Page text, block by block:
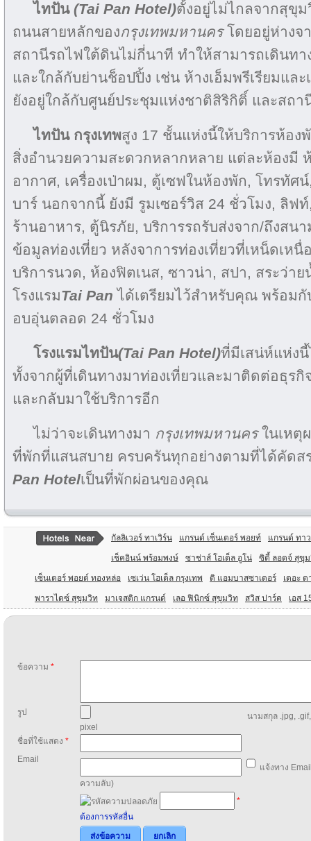
ไทปัน (Tai Pan Hotel)ตั้งอยู่ไม่ไกลจากสุขุ
ถนนสายหลักของกรุงเทพมหานครโดยอยู่ห่างจ
สถานีรถไฟใต้ดินไม่กี่นาที ทำให้สามารถเดินทา
และใกล้กับย่านช็อปปิ้ง เช่น ห้างเอ็มพรีเรียมแล
ยังอยู่ใกล้กับศูนย์ประชุมแห่งชาติสิริกิติ์ และสถา
ไทปัน กรุงเทพสูง 17 ชั้นแห่งนี้ให้บริการห้อ
สิ่งอำนวยความสะดวกหลากหลาย แต่ละห้องมี
อากาศ, เครื่องเป่าผม, ตู้เซฟในห้องพัก, โทรทัศ
บาร์ นอกจากนี้ ยังมี รูมเซอร์วิส 24 ชั่วโมง, ลิ
ร้านอาหาร, ตู้นิรภัย, บริการรถรับส่งจาก/ถึงสน
ข้อมูลท่องเที่ยว หลังจาการท่องเที่ยวที่เหน็ดเหนื่
บริการนวด, ห้องฟิตเนส, ซาวน่า, สปา, สระว่าย
โรงแรมTai Panได้เตรียมไว้สำหรับคุณ พร้อม
อบอุ่นตลอด 24 ชั่วโมง
โรงแรมไทปัน(Tai Pan Hotel)ที่มีเสน่ห์แห่ง
ทั้งจากผู้ที่เดินทางมาท่องเที่ยวและมาติดต่อธุรกิ
และกลับมาใช้บริการอีก
ไม่ว่าจะเดินทางมา กรุงเทพมหานครในเหตุ
ที่พักที่แสนสบาย ครบครันทุกอย่างตามที่ได้คัดส
Pan Hotelเป็นที่พักผ่อนของคุณ
กัลลิเวอร์ ทาเวิร์น แกรนด์ เซ็นเตอร์ พอยท์ แกรนด์ ทา
เช็คอินน์ พร้อมพงษ์ ซาช่าส์ โฮเต็ล อูโน่ ซิตี้ ลอดจ์ สุขุ
เซ็นเตอร์ พอยต์ ทองหล่อ เซเว่น โฮเต็ล กรุงเทพ ดิ แอมบาสซาเดอร์ เดอะ
พาราไดซ์ สุขุมวิท มาเจสติก แกรนด์ เลอ ฟินิกซ์ สุขุมวิท สวิส ปาร์ค เอส
ข้อความ *
รูป
นามสกุล .jpg,
pixel
ชื่อที่ใช้แสดง *
Email
แจ้งทาง
ความลับ)
*
ต้องการรหัสอื่น
ส่งข้อความ
ยกเลิก